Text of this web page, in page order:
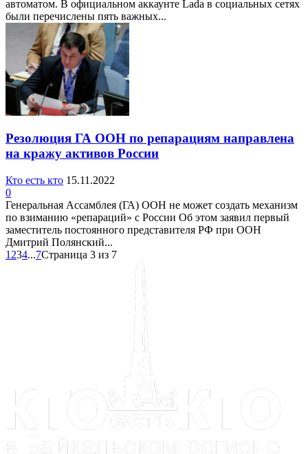
автоматом. В официальном аккаунте Lada в социальных сетях
были перечислены пять важных...
Резолюция ГА ООН по репарациям направлена
на кражу активов России
Кто есть кто 15.11.2022
0
Генеральная Ассамблея (ГА) ООН не может создать механизм
по взиманию «репараций» с России Об этом заявил первый
заместитель постоянного представителя РФ при ООН
Дмитрий Полянский...
1 234...7Страница 3 из 7